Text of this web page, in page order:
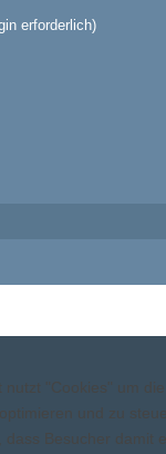
erforderlich)
das Rad neu
nutzt "Cookies" um
und zu
dass Besucher damit